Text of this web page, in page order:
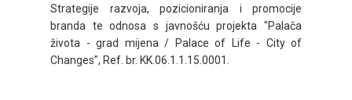
Strategije razvoja, pozicioniranja i promocije
branda te odnosa s javnošću projekta "Palača
života - grad mijena / Palace of Life - City of
Changes", Ref. br. KK.06.1.1.15.0001.